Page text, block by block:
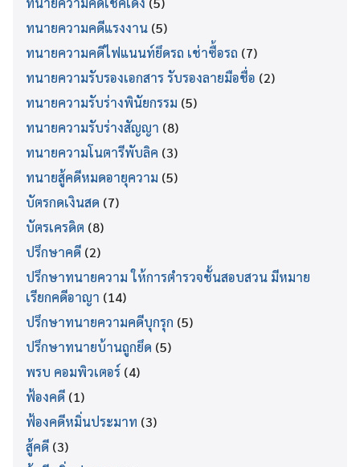
ทนายความคดีแรงงาน (5)
ทนายความคดีไฟแนนท์ยึดรถ เช่าซื้อรถ (7)
ทนายความรับรองเอกสาร รับรองลายมือชื่อ (2)
ทนายความรับร่างพินัยกรรม (5)
ทนายความรับร่างสัญญา (8)
ทนายความโนตารีพับลิค (3)
ทนายสู้คดีหมดอายุความ (5)
บัตรกดเงินสด (7)
บัตรเครดิต (8)
ปรึกษาคดี (2)
ปรึกษาทนายความ ให้การตำรวจชั้นสอบสวน มีหมาย
เรียกคดีอาญา (14)
ปรึกษาทนายความคดีบุกรุก (5)
ปรึกษาทนายบ้านถูกยึด (5)
พรบ คอมพิวเตอร์ (4)
ฟ้องคดี (1)
ฟ้องคดีหมิ่นประมาท (3)
สู้คดี (3)